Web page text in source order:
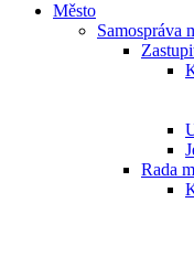
Město
Samospráva
Rada